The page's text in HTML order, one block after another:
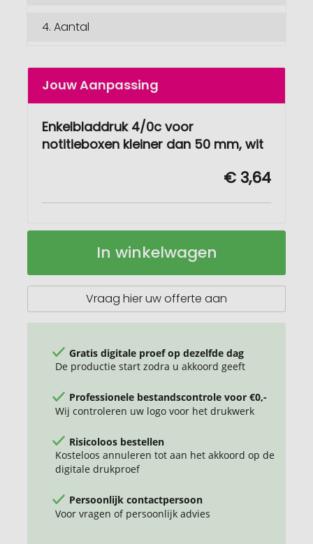
4. Aantal
Jouw Aanpassing
Enkelbladdruk 4/0c voor
notitieboxen kleiner dan 50 mm, wit
€ 3,64
Multitool
Op
In winkelwagen
Vraag hier uw offerte aan
Gratis digitale proef op dezelfde dag
De productie start zodra u akkoord geeft
Professionele bestandscontrole voor €0,-
Wij controleren uw logo voor het drukwerk
Risicoloos bestellen
Kosteloos annuleren tot aan het akkoord op de
digitale drukproef
Persoonlijk contactpersoon
Voor vragen of persoonlijk advies